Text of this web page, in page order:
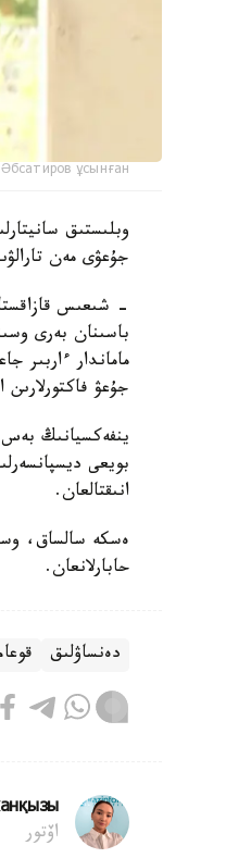
ұсынған
وبلىستىق
جۇعۋى مەن
- شىعىس
باسىنان بەرى
ماماندار ءاربىر
جۇعۋ فاكتورلارىن
انىقتالعان.
حابارلانعان.
دەنساۋلىق
اۆتور